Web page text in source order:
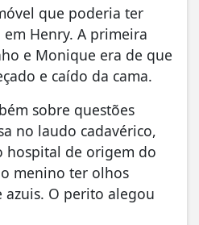
que poderia ter
Henry. A primeira
e Monique era de que
e caído da cama.
sobre questões
no laudo cadavérico,
hospital de origem do
menino ter olhos
azuis. O perito alegou